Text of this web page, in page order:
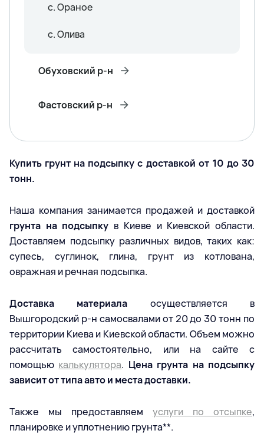
Купить грунт на подсыпку с доставкой от 10 до 30
тонн.
Наша компания занимается продажей и доставкой
грунта на подсыпку в Киеве и Киевской области.
Доставляем подсыпку различных видов, таких как:
супесь, суглинок, глина, грунт из котлована,
овражная и речная подсыпка.
Доставка материала осуществляется в
Вышгородский р-н самосвалами от 20 до 30 тонн по
территории Киева и Киевской области. Объем можно
рассчитать самостоятельно, или на сайте с
помощью калькулятора. Цена грунта на подсыпку
зависит от типа авто и места доставки.
Также мы предоставляем услуги по отсыпке,
планировке и уплотнению грунта**.
с. Ораное
с. Олива
Обуховский р-н
Фастовский р-н